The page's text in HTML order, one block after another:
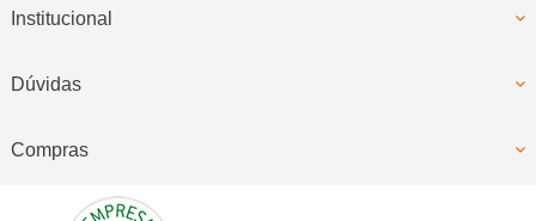
Institucional
Dúvidas
Compras